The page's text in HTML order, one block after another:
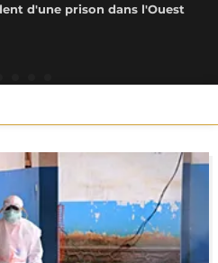
d'une prison dans l'Ouest